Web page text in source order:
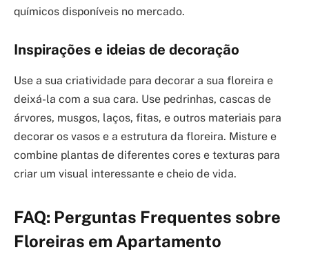
químicos disponíveis no mercado.
Inspirações e ideias de decoração
Use a sua criatividade para decorar a sua floreira e
deixá-la com a sua cara. Use pedrinhas, cascas de
árvores, musgos, laços, fitas, e outros materiais para
decorar os vasos e a estrutura da floreira. Misture e
combine plantas de diferentes cores e texturas para
criar um visual interessante e cheio de vida.
FAQ: Perguntas Frequentes sobre
Floreiras em Apartamento